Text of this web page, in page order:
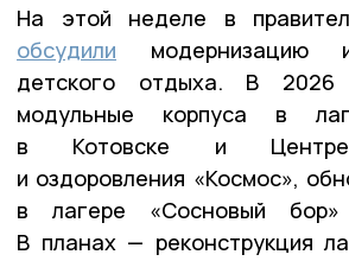
На этой неделе в
обсудили модернизацию
детского отдыха. В 2026
модульные корпуса в
в Котовске и Центре
и оздоровления «Космос»,
в лагере «Сосновый
В планах — реконструкция